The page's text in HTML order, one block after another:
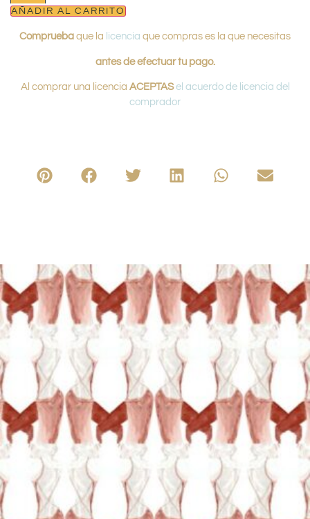
AÑADIR AL CARRITO
Comprueba que la licencia que compras es la que necesitas
antes de efectuar tu pago.
Al comprar una licencia ACEPTAS el acuerdo de licencia del
comprador